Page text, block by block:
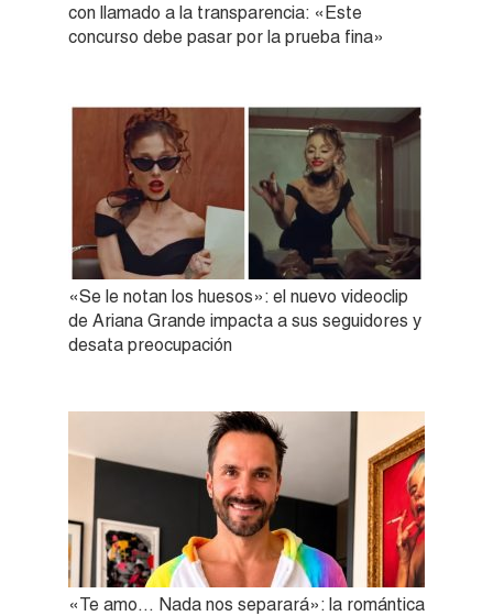
con llamado a la transparencia: «Este
concurso debe pasar por la prueba fina»
«Se le notan los huesos»: el nuevo videoclip
de Ariana Grande impacta a sus seguidores y
desata preocupación
«Te amo… Nada nos separará»: la romántica